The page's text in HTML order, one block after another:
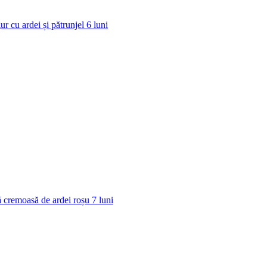
cu ardei și pătrunjel 6 luni
cremoasă de ardei roșu 7 luni